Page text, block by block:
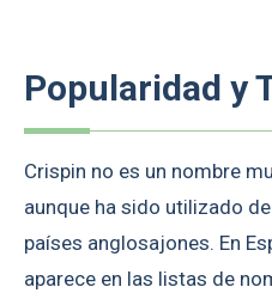
Popularidad y
Crispin no es un nombre
aunque ha sido utilizado
países anglosajones. En
aparece en las listas de